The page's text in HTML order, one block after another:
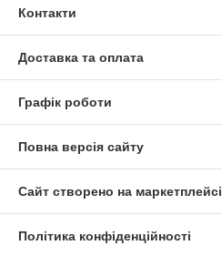
Контакти
Доставка та оплата
Графік роботи
Повна версія сайту
Сайт створено на маркетплейсі
Політика конфіденційності